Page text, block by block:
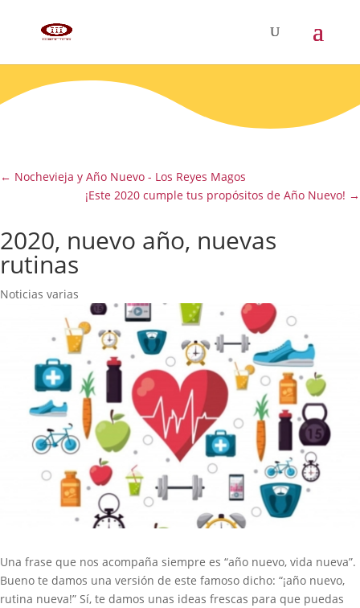
← Nochevieja y Año Nuevo - Los Reyes Magos
¡Este 2020 cumple tus propósitos de Año Nuevo! →
2020, nuevo año, nuevas
rutinas
Noticias varias
Una frase que nos acompaña siempre es “año nuevo, vida nueva”.
Bueno te damos una versión de este famoso dicho: “¡año nuevo,
rutina nueva!” Sí, te damos unas ideas frescas para que puedas